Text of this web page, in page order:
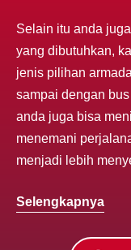
Selain itu anda
yang dibutuhkan,
jenis pilihan
sampai dengan
anda juga bisa
menemani
menjadi lebih
Selengkapnya